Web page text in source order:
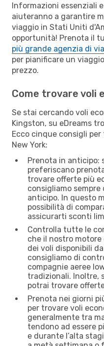
Informazioni essenziali
aiuteranno a garantire
viaggio in Stati Uniti
opportunità! Prenota il
più grande agenzia di
per pianificare un
prezzo.
Come trovare voli
Se stai cercando voli
Kingston, su eDreams
Ecco cinque consigli
New York:
Prenota in anticipo:
preferiscano
trovare offerte più
consigliamo
anticipo. In questo
possibilità di
assicurarti sconti
Controlla tutte le
che il nostro
dei voli disponibili
consigliamo di
compagnie aeree
tradizionali. Inoltre,
potrai trovare
Prenota nei giorni
per trovare voli
generalmente tra
tendono ad essere
e durante l’alta